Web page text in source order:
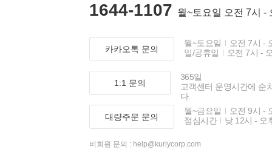
1644-1107 월~토요일 오전 7시 -
카카오톡 문의
월~토요일
오전 7시 -
일/공휴일
오전 7시 -
1:1 문의
365일
고객센터 운영시간에 순
다.
대량주문 문의
월~금요일
오전 9시 -
점심시간
낮 12시 - 오
비회원 문의 : help@kurlycorp.com